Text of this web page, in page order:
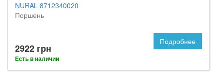
NURAL 8712340020
Поршень
2922 грн
Есть в наличии
Подробнее